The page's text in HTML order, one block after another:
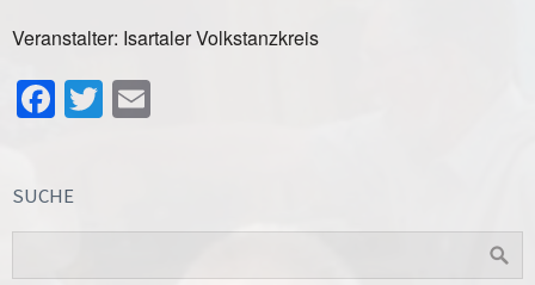
Veranstalter: Isartaler Volkstanzkreis
Facebook
Twitter
SUCHE